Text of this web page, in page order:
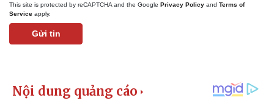
This site is protected by reCAPTCHA and the Google Privacy Policy and Terms of
Service apply.
Gửi tin